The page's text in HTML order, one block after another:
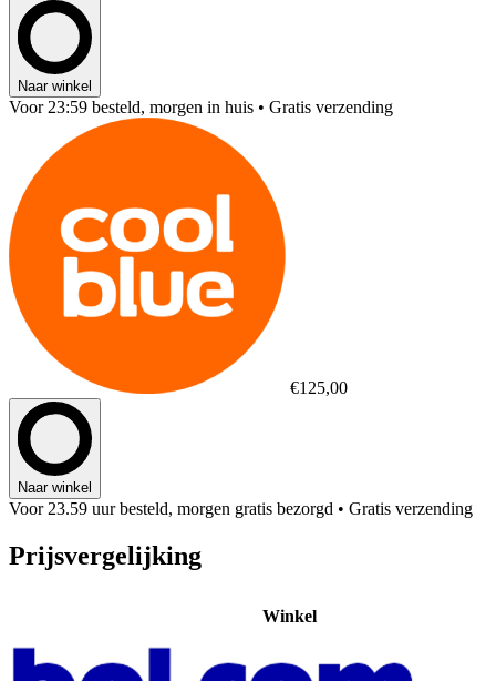
Naar winkel
Voor 23:59 besteld, morgen in huis • Gratis verzending
€125,00
Naar winkel
Voor 23.59 uur besteld, morgen gratis bezorgd • Gratis verzending
Prijsvergelijking
Winkel